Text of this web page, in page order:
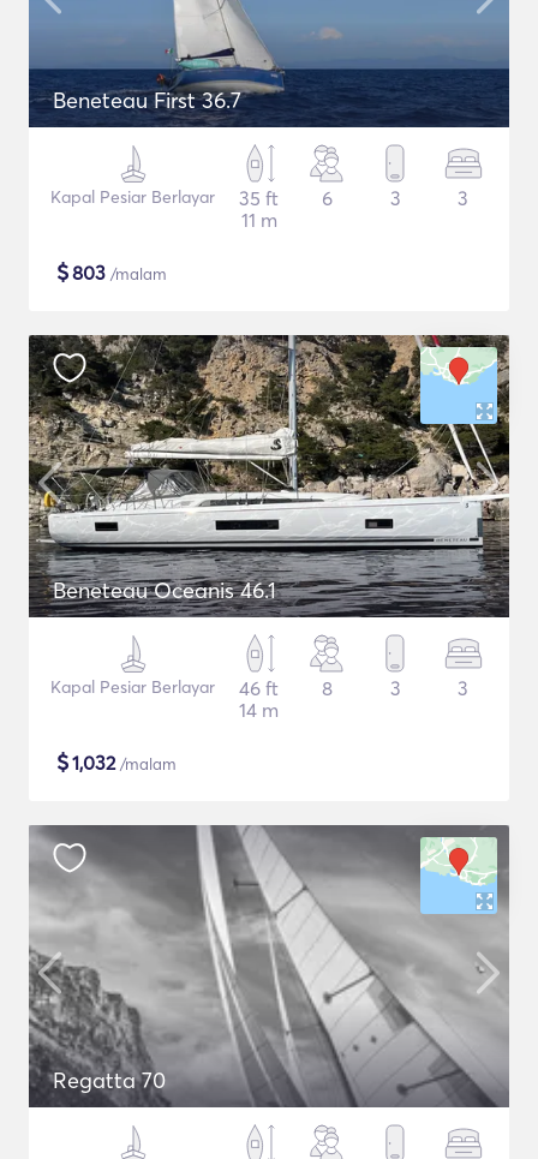
Beneteau First 36.7
Kapal Pesiar Berlayar
35 ft
11 m
6 3 3
$803 /malam
Beneteau Oceanis 46.1
Kapal Pesiar Berlayar
46 ft
14 m
8 3 3
$1,032/malam
Regatta 70